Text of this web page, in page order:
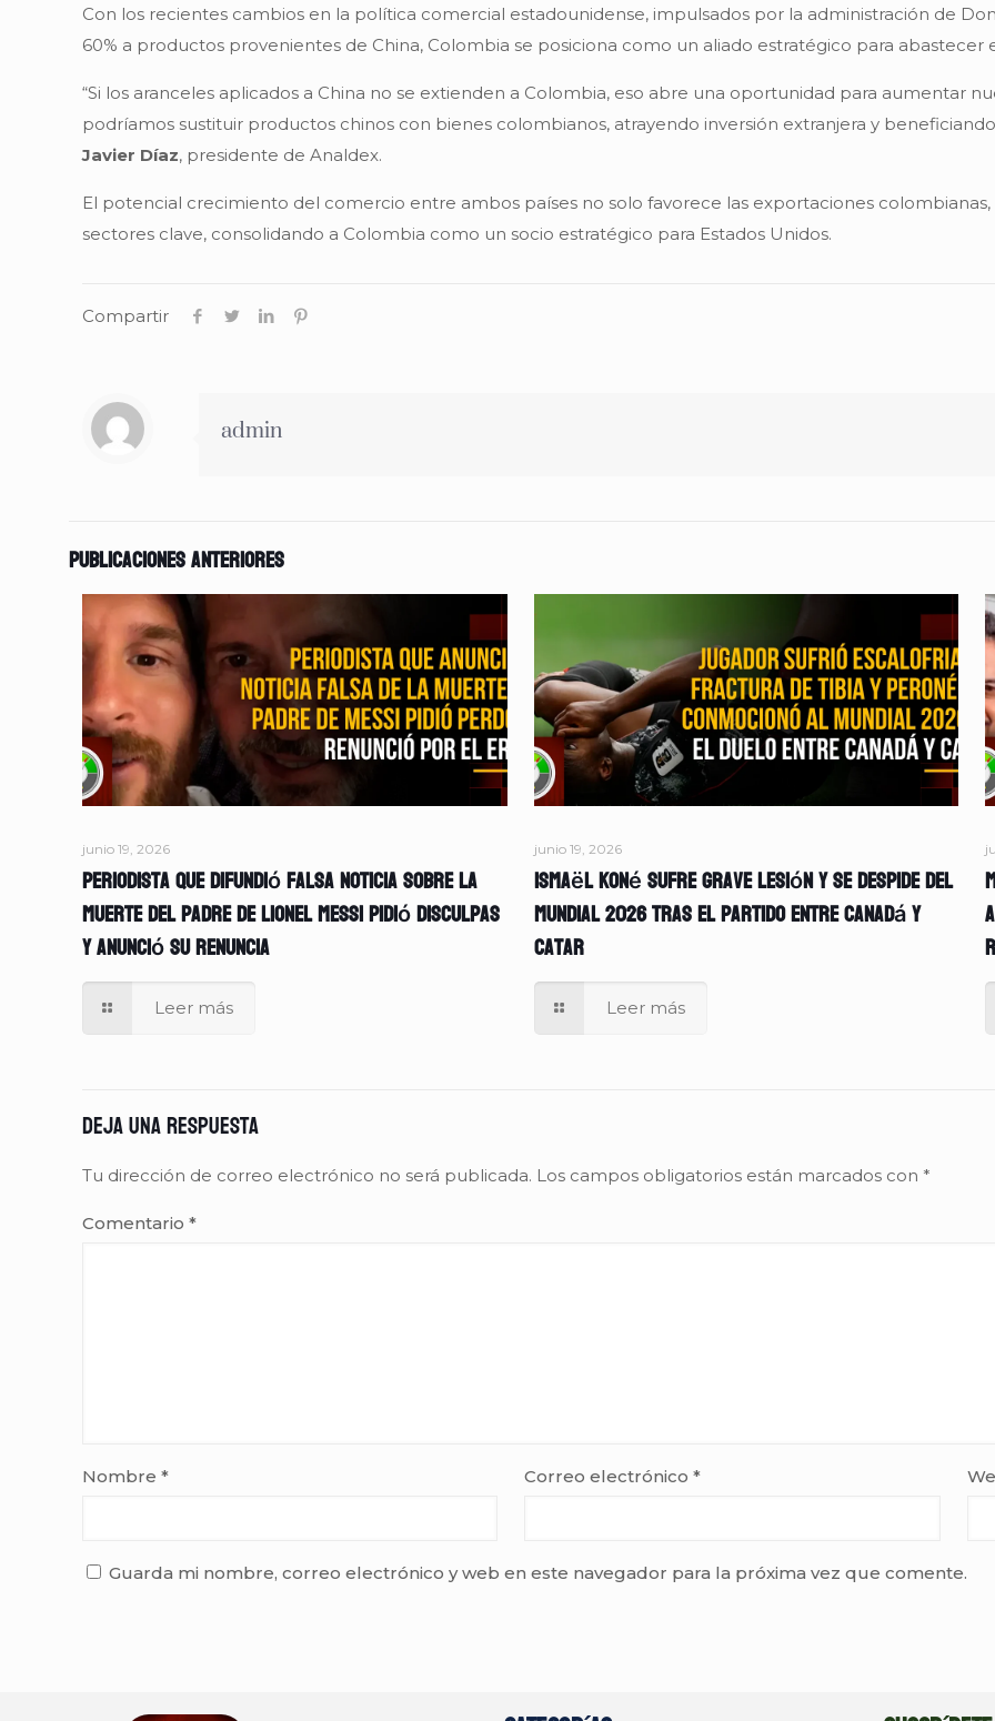
Con los recientes cambios en la política comercial estadounidense, impulsados por la administración de
60% a productos provenientes de China, Colombia se posiciona como un aliado estratégico para
“Si los aranceles aplicados a China no se extienden a Colombia, eso abre una oportunidad para aumentar
podríamos sustituir productos chinos con bienes colombianos, atrayendo inversión extranjera y
Javier Díaz, presidente de Analdex.
El potencial crecimiento del comercio entre ambos países no solo favorece las exportaciones
sectores clave, consolidando a Colombia como un socio estratégico para Estados Unidos.
Compartir
admin
Publicaciones anteriores
junio 19, 2026
Periodista que difundió falsa noticia sobre la
muerte del padre de Lionel Messi pidió disculpas
y anunció su renuncia
Leer más
junio 19, 2026
Ismaël Koné sufre grave lesión y se despide del
Mundial 2026 tras el partido entre Canadá y
Catar
Leer más
Deja una respuesta
Tu dirección de correo electrónico no será publicada. Los campos obligatorios están marcados con *
Comentario *
Nombre * Correo electrónico*
Guarda mi nombre, correo electrónico y web en este navegador para la próxima vez que comente.